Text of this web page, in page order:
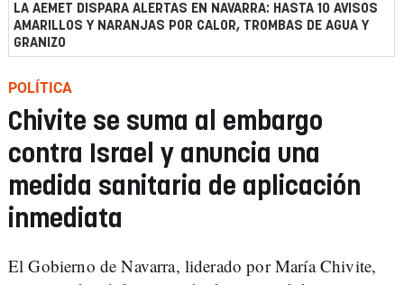
LA AEMET DISPARA ALERTAS EN NAVARRA: HASTA 10 AVISOS
AMARILLOS Y NARANJAS POR CALOR, TROMBAS DE AGUA Y
GRANIZO
POLÍTICA
Chivite se suma al embargo
contra Israel y anuncia una
medida sanitaria de aplicación
inmediata
El Gobierno de Navarra, liderado por María Chivite,